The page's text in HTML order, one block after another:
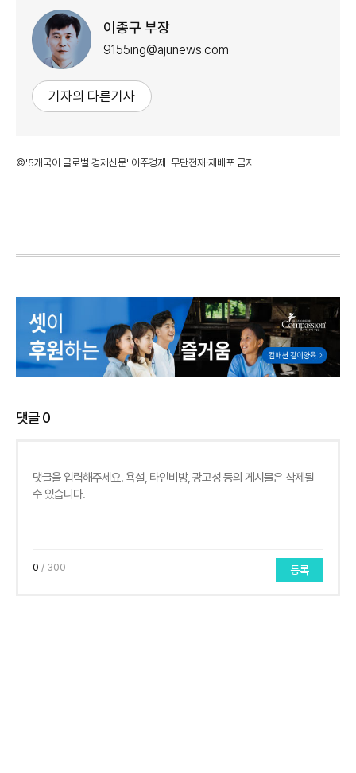
이종구 부장
9155ing@ajunews.com
기자의 다른기사
©'5개국어 글로벌 경제신문' 아주경제. 무단전재·재배포 금지
댓글0
0 / 300 등록